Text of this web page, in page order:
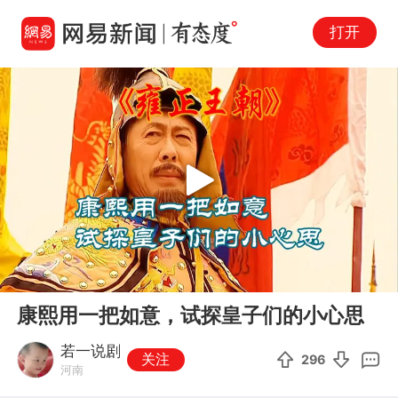
打开
00:00
Play
康熙用一把如意，试探皇子们的小心思
若一说剧
河南
关注 296